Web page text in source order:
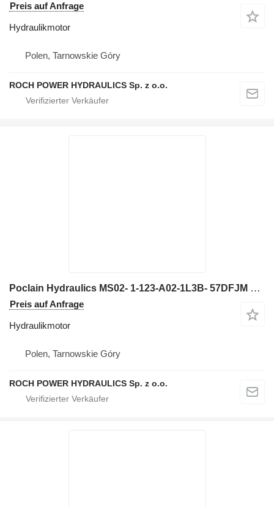
Preis auf Anfrage
Hydraulikmotor
Polen, Tarnowskie Góry
ROCH POWER HYDRAULICS Sp. z o.o.
Poclain Hydraulics MS02- 1-123-A02-1L3B- 57DFJM Hydraulikmotor für Bagger
Preis auf Anfrage
Hydraulikmotor
Polen, Tarnowskie Góry
ROCH POWER HYDRAULICS Sp. z o.o.